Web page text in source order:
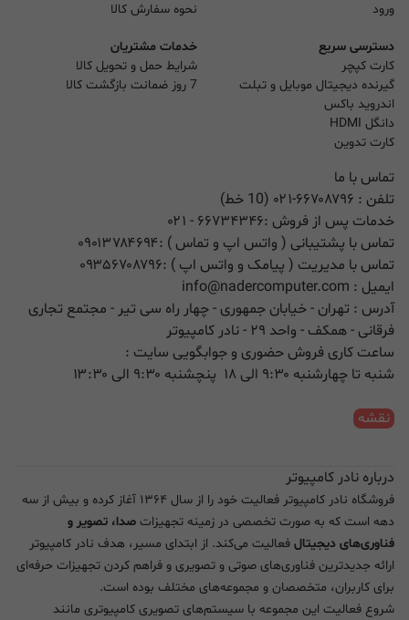
ورود
نحوه سفارش کالا
دسترسی سریع
کارت کپچر
گیرنده دیجیتال موبایل و تبلت
اندروید باکس
دانگل HDMI
کارت تدوین
خدمات مشتریان
شرایط حمل و تحویل کالا
7 روز ضمانت بازگشت کالا
تماس با ما
تلفن : ۰۲۱-۶۶۷۰۸۷۹۶ (10 خط)
خدمات پس از فروش :۶۶۷۳۴۳۴۶ - ۰۲۱
تماس با پشتیبانی ( واتس اپ و تماس ) :۰۹۰۱۳۷۸۴۶۹۴
تماس با مدیریت ( پیامک و واتس اپ ) :۰۹۳۵۶۷۰۸۷۹۶
ایمیل : info@nadercomputer.com
آدرس : تهران - خیابان جمهوری - چهار راه سی تیر - مجتمع تجاری
فرقانی - همکف - واحد ۲۹ - نادر کامپیوتر
ساعت کاری فروش حضوری و جوابگویی سایت :
شنبه تا چهارشنبه ۹:۳۰ الی ۱۸ پنچشنبه ۹:۳۰ الی ۱۳:۳۰
نقشه
درباره نادر کامپیوتر
فروشگاه نادر کامپیوتر فعالیت خود را از سال ۱۳۶۴ آغاز کرده و بیش از سه
دهه است که به صورت تخصصی در زمینه تجهیزات صدا، تصویر و
فناوری‌های دیجیتال فعالیت می‌کند. از ابتدای مسیر، هدف نادر کامپیوتر
ارائه جدیدترین فناوری‌های صوتی و تصویری و فراهم کردن تجهیزات حرفه‌ای
برای کاربران، متخصصان و مجموعه‌های مختلف بوده است.
شروع فعالیت این مجموعه با سیستم‌های تصویری کامپیوتری مانند